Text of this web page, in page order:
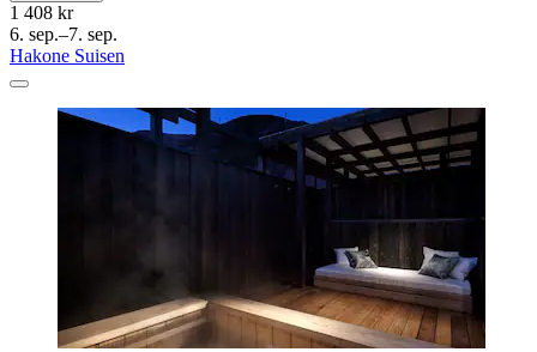
1 408 kr
6. sep.–7. sep.
Hakone Suisen